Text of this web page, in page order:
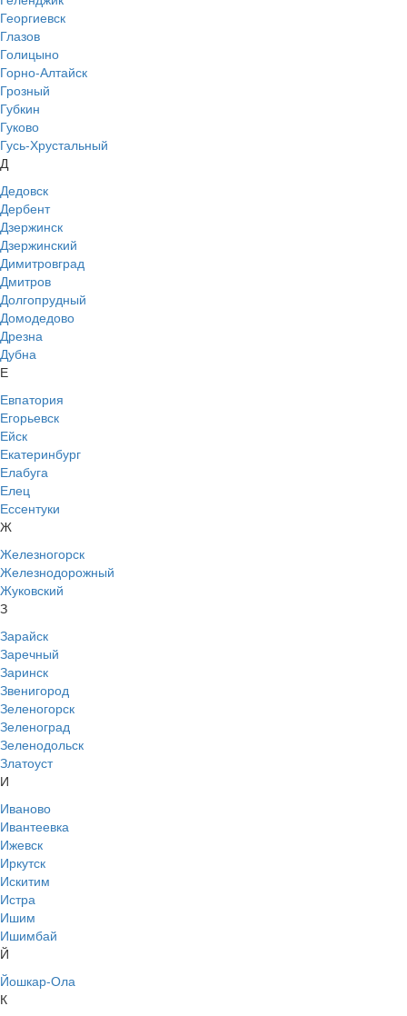
Георгиевск
Глазов
Голицыно
Горно-Алтайск
Грозный
Губкин
Гуково
Гусь-Хрустальный
Д
Дедовск
Дербент
Дзержинск
Дзержинский
Димитровград
Дмитров
Долгопрудный
Домодедово
Дрезна
Дубна
Е
Евпатория
Егорьевск
Ейск
Екатеринбург
Елабуга
Елец
Ессентуки
Ж
Железногорск
Железнодорожный
Жуковский
З
Зарайск
Заречный
Заринск
Звенигород
Зеленогорск
Зеленоград
Зеленодольск
Златоуст
И
Иваново
Ивантеевка
Ижевск
Иркутск
Искитим
Истра
Ишим
Ишимбай
Й
Йошкар-Ола
К